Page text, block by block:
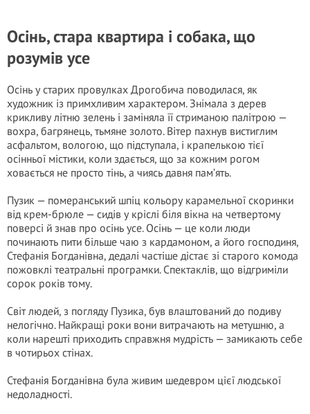
Осінь, стара квартира і собака, що
розумів усе
Осінь у старих провулках Дрогобича поводилася, як
художник із примхливим характером. Знімала з дерев
крикливу літню зелень і заміняла її стриманою палітрою —
вохра, багрянець, тьмяне золото. Вітер пахнув вистиглим
асфальтом, вологою, що підступала, і крапелькою тієї
осінньої містики, коли здається, що за кожним рогом
ховається не просто тінь, а чиясь давня пам’ять.
Пузик — померанський шпіц кольору карамельної скоринки
від крем-брюле — сидів у кріслі біля вікна на четвертому
поверсі й знав про осінь усе. Осінь — це коли люди
починають пити більше чаю з кардамоном, а його господиня,
Стефанія Богданівна, дедалі частіше дістає зі старого комода
пожовклі театральні програмки. Спектаклів, що відгриміли
сорок років тому.
Світ людей, з погляду Пузика, був влаштований до подиву
нелогічно. Найкращі роки вони витрачають на метушню, а
коли нарешті приходить справжня мудрість — замикають себе
в чотирьох стінах.
Стефанія Богданівна була живим шедевром цієї людської
недоладності.